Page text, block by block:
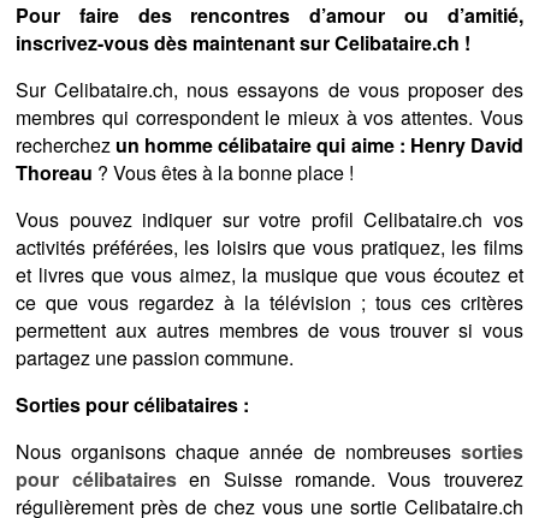
Pour faire des rencontres d’amour ou d’amitié,
inscrivez-vous dès maintenant sur Celibataire.ch !
Sur Celibataire.ch, nous essayons de vous proposer des
membres qui correspondent le mieux à vos attentes. Vous
recherchez un homme célibataire qui aime : Henry David
Thoreau ? Vous êtes à la bonne place !
Vous pouvez indiquer sur votre profil Celibataire.ch vos
activités préférées, les loisirs que vous pratiquez, les films
et livres que vous aimez, la musique que vous écoutez et
ce que vous regardez à la télévision ; tous ces critères
permettent aux autres membres de vous trouver si vous
partagez une passion commune.
Sorties pour célibataires :
Nous organisons chaque année de nombreuses sorties
pour célibatairesen Suisse romande. Vous trouverez
régulièrement près de chez vous une sortie Celibataire.ch